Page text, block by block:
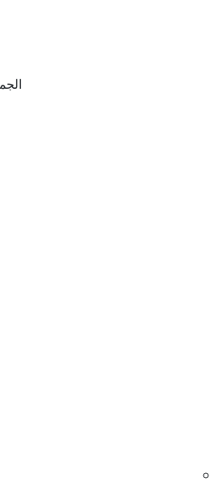
الجمعة, 07